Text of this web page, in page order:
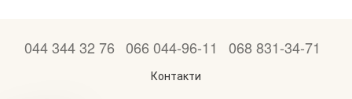
044 344 32 76 066 044-96-11 068 831-34-71
Контакти